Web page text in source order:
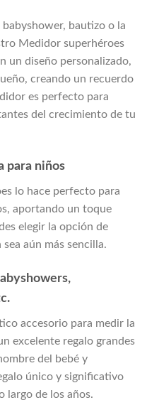
bautizo o la
Medidor superhéroes
un diseño personalizado,
creando un recuerdo
es perfecto para
del crecimiento de tu
para niños
lo hace perfecto para
aportando un toque
elegir la opción de
aún más sencilla.
accesorio para medir la
excelente regalo grandes
del bebé y
único y significativo
largo de los años.